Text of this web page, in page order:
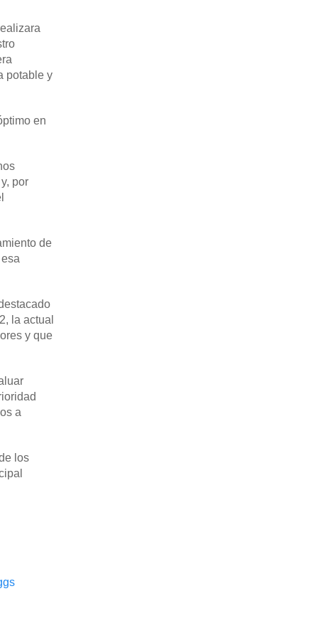
potable y
en
por
de
la actual
y que
a
los